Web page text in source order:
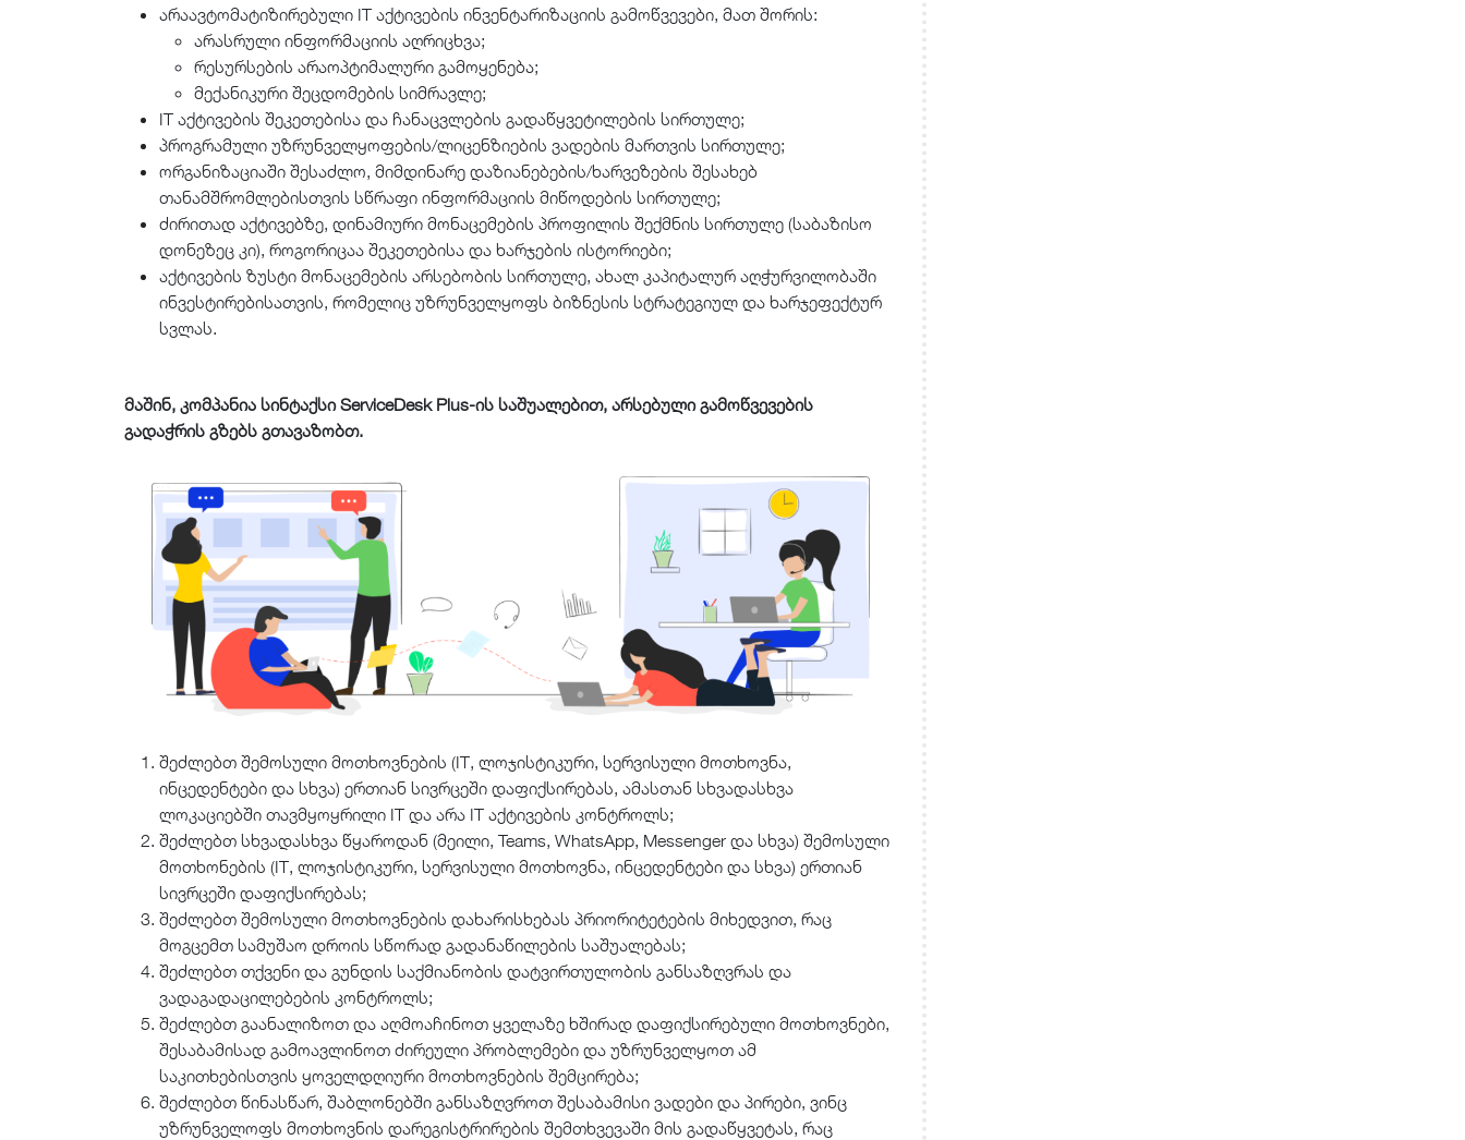
არაავტომატიზირებული IT აქტივების ინვენტარიზაციის გამოწვევები, მათ შორის:
არასრული ინფორმაციის აღრიცხვა;
რესურსების არაოპტიმალური გამოყენება;
მექანიკური შეცდომების სიმრავლე;
IT აქტივების შეკეთებისა და ჩანაცვლების გადაწყვეტილების სირთულე;
პროგრამული უზრუნველყოფების/ლიცენზიების ვადების მართვის სირთულე;
ორგანიზაციაში შესაძლო, მიმდინარე დაზიანებების/ხარვეზების შესახებ
თანამშრომლებისთვის სწრაფი ინფორმაციის მიწოდების სირთულე;
ძირითად აქტივებზე, დინამიური მონაცემების პროფილის შექმნის სირთულე (საბაზისო
დონეზეც კი), როგორიცაა შეკეთებისა და ხარჯების ისტორიები;
აქტივების ზუსტი მონაცემების არსებობის სირთულე, ახალ კაპიტალურ აღჭურვილობაში
ინვესტირებისათვის, რომელიც უზრუნველყოფს ბიზნესის სტრატეგიულ და ხარჯეფექტურ
სვლას.
მაშინ, კომპანია სინტაქსი ServiceDesk Plus-ის საშუალებით, არსებული გამოწვევების
გადაჭრის გზებს გთავაზობთ.
შეძლებთ შემოსული მოთხოვნების (IT, ლოჯისტიკური, სერვისული მოთხოვნა,
ინცედენტები და სხვა) ერთიან სივრცეში დაფიქსირებას, ამასთან სხვადასხვა
ლოკაციებში თავმყოყრილი IT და არა IT აქტივების კონტროლს;
შეძლებთ სხვადასხვა წყაროდან (მეილი, Teams, WhatsApp, Messenger და სხვა) შემოსული
მოთხონების (IT, ლოჯისტიკური, სერვისული მოთხოვნა, ინცედენტები და სხვა) ერთიან
სივრცეში დაფიქსირებას;
შეძლებთ შემოსული მოთხოვნების დახარისხებას პრიორიტეტების მიხედვით, რაც
მოგცემთ სამუშაო დროის სწორად გადანაწილების საშუალებას;
შეძლებთ თქვენი და გუნდის საქმიანობის დატვირთულობის განსაზღვრას და
ვადაგადაცილებების კონტროლს;
შეძლებთ გაანალიზოთ და აღმოაჩინოთ ყველაზე ხშირად დაფიქსირებული მოთხოვნები,
შესაბამისად გამოავლინოთ ძირეული პრობლემები და უზრუნველყოთ ამ
საკითხებისთვის ყოველდღიური მოთხოვნების შემცირება;
შეძლებთ წინასწარ, შაბლონებში განსაზღვროთ შესაბამისი ვადები და პირები, ვინც
უზრუნველოფს მოთხოვნის დარეგისტრირების შემთხვევაში მის გადაწყვეტას, რაც